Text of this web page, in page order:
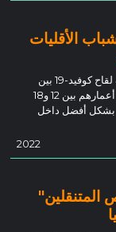
كوفيد-19 بين الشباب الأقليات
يوضح هذا الموجز الأسباب الكامنة وراء تشكيل مواقف لقاح كوفيد-19 بين
شباب الأقليات (خاصة السود واللاتينيين) (الذين تتراوح أعمارهم بين 12 و18
بشكل أفضل داخل
2022
المتنقلين"